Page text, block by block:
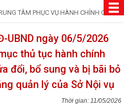
TÂM PHỤC VỤ HÀNH CHÍNH CÔNG
UBND ngày 06/5/2026
thủ tục hành chính
đổi, bổ sung và bị bãi bỏ
quản lý của Sở Nội vụ
11/05/2026